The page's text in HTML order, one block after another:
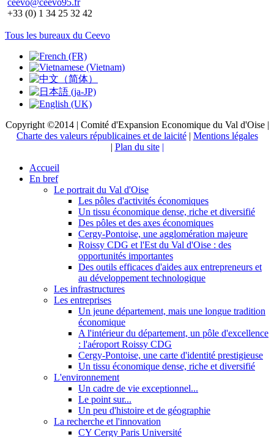
+33 (0) 1 34 25 32 42
Tous les bureaux du Ceevo
Copyright ©2014 | Comité d'Expansion Economique du Val d'Oise |
Charte des valeurs républicaines et de laicité| Mentions légales
| Plan du site |
Accueil
En bref
Le portrait du Val d'Oise
Les pôles d'activités économiques
Un tissu économique dense, riche et diversifié
Des pôles et des axes économiques
Cergy-Pontoise, une agglomération majeure
Roissy CDG et l'Est du Val d'Oise : des
opportunités importantes
Des outils efficaces d'aides aux entrepreneurs et
au développement technologique
Les infrastructures
Les entreprises
Un jeune département, mais une longue tradition
économique
A l'intérieur du département, un pôle d'excellence
: l'aéroport Roissy CDG
Cergy-Pontoise, une carte d'identité prestigieuse
Un tissu économique dense, riche et diversifié
L'environnement
Un cadre de vie exceptionnel...
Le point sur...
Un peu d'histoire et de géographie
La recherche et l'innovation
CY Cergy Paris Université